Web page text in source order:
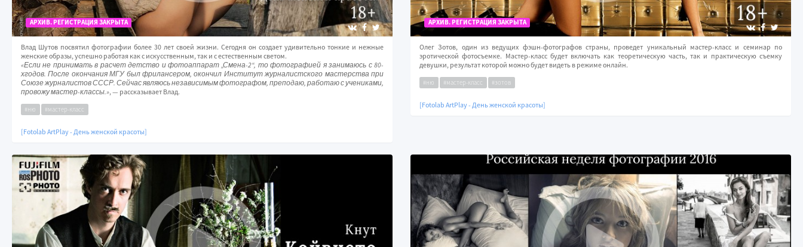
АРХИВ. РЕГИСТРАЦИЯ ЗАКРЫТА
Влад Шутов посвятил фотографии более 30 лет своей жизни. Сегодня он создает удивительно тонкие и нежные
женские образы, успешно работая как с искусственным, так и с естественным светом.
«Если не принимать в расчет детство и фотоаппарат „Смена-2“, то фотографией я занимаюсь с 80-
хгодов. После окончания МГУ был фрилансером, окончил Институт журналистского мастерства при
Союзе журналистов СССР. Сейчас являюсь независимым фотографом, преподаю, работаю с учениками,
провожу мастер-классы.», — рассказывает Влад.
#ню #мастер-класс
[Fotolab ArtPlay - День женской красоты]
АРХИВ. РЕГИСТРАЦИЯ ЗАКРЫТА
Олег Зотов, один из ведущих фэшн-фотографов страны, проведет уникальный мастер-класс и семинар по
эротической фотосъемке. Мастер-класс будет включать как теоретическую часть, так и практическую съемку
девушки, результат которой можно будет видеть в режиме онлайн.
#ню #мастер-класс #зотов
[Fotolab ArtPlay - День женской красоты]